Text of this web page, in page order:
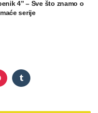
4” – Sve što znamo o
serije